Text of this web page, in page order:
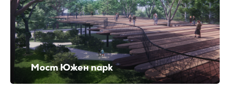
Мост Южен парк